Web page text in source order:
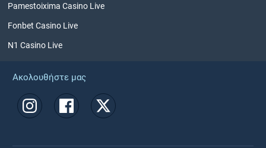
Pamestoixima Casino Live
Fonbet Casino Live
N1 Casino Live
Ακολουθήστε μας